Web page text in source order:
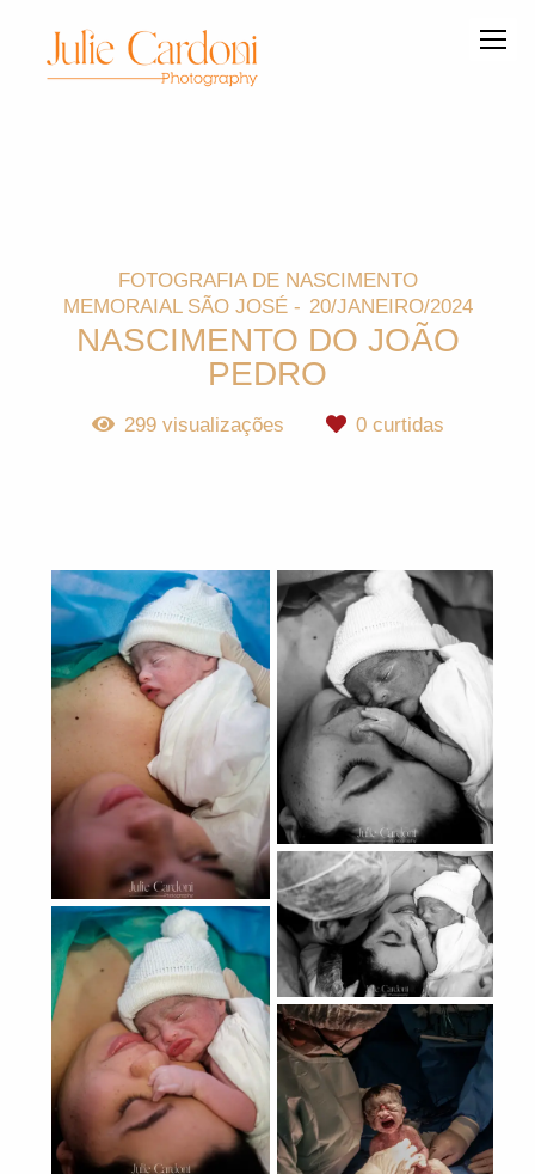
FOTOGRAFIA DE NASCIMENTO
MEMORAIAL SÃO JOSÉ
20/JANEIRO/2024
NASCIMENTO DO JOÃO
PEDRO
299visualizações 0curtidas